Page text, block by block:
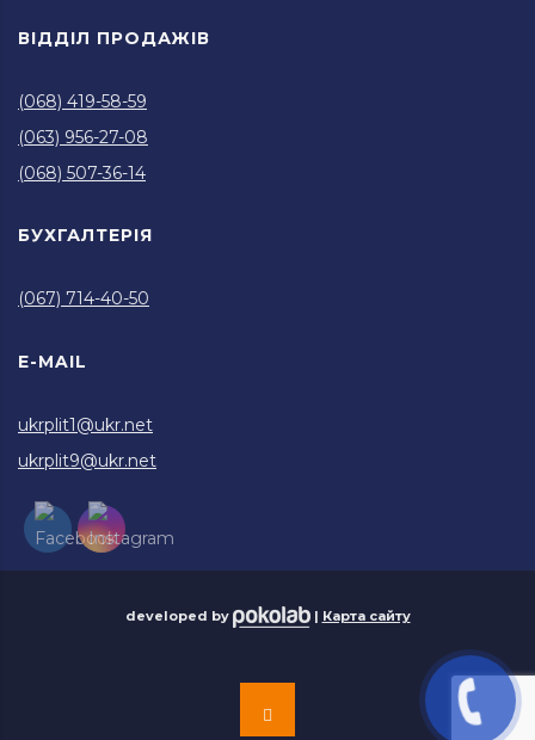
ВІДДІЛ ПРОДАЖІВ
(068) 419-58-59
(063) 956-27-08
(068) 507-36-14
БУХГАЛТЕРІЯ
(067) 714-40-50
E-MAIL
ukrplit1@ukr.net
ukrplit9@ukr.net
developed by | Карта сайту